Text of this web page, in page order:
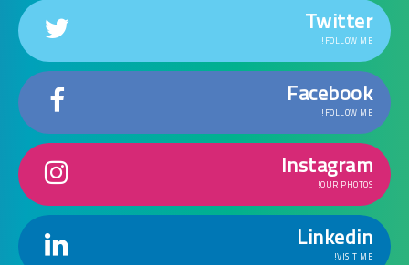
Twitter
FOLLOW ME!
Facebook
FOLLOW ME!
Instagram
OUR PHOTOS!
Linkedin
VISIT ME!